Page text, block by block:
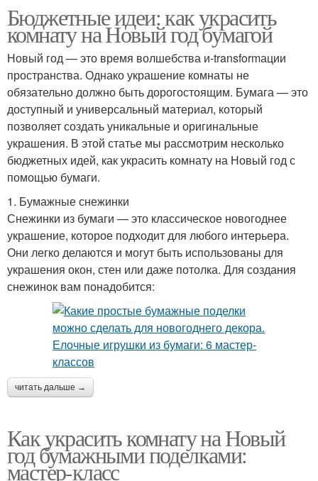
Бюджетные идеи: как украсить
комнату на Новый год бумагой
Новый год — это время волшебства и-transformации
пространства. Однако украшение комнаты не
обязательно должно быть дорогостоящим. Бумага — это
доступный и универсальный материал, который
позволяет создать уникальные и оригинальные
украшения. В этой статье мы рассмотрим несколько
бюджетных идей, как украсить комнату на Новый год с
помощью бумаги.
1. Бумажные снежинки
Снежинки из бумаги — это классическое новогоднее
украшение, которое подходит для любого интерьера.
Они легко делаются и могут быть использованы для
украшения окон, стен или даже потолка. Для создания
снежинок вам понадобится:
читать дальше →
Как украсить комнату на Новый
год бумажными поделками:
мастер-класс